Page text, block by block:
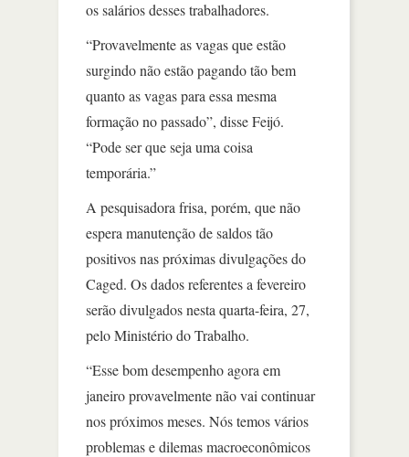
os salários desses trabalhadores.
“Provavelmente as vagas que estão
surgindo não estão pagando tão bem
quanto as vagas para essa mesma
formação no passado”, disse Feijó.
“Pode ser que seja uma coisa
temporária.”
A pesquisadora frisa, porém, que não
espera manutenção de saldos tão
positivos nas próximas divulgações do
Caged. Os dados referentes a fevereiro
serão divulgados nesta quarta-feira, 27,
pelo Ministério do Trabalho.
“Esse bom desempenho agora em
janeiro provavelmente não vai continuar
nos próximos meses. Nós temos vários
problemas e dilemas macroeconômicos